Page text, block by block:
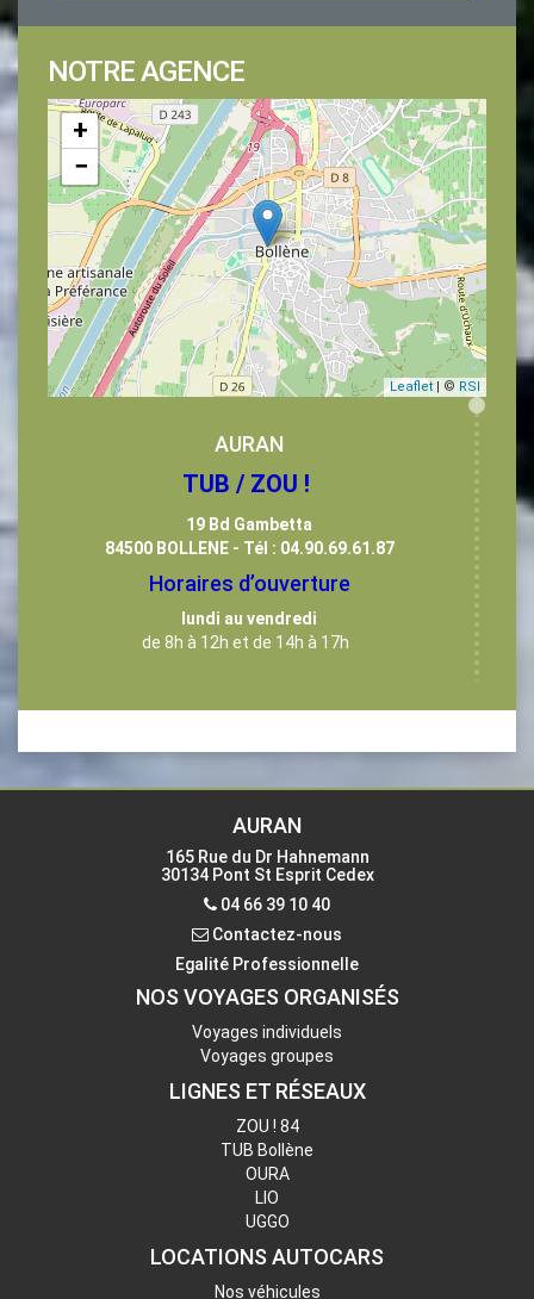
NOTRE AGENCE
+
−
Leaflet | © RSI
AURAN
TUB / ZOU !
19 Bd Gambetta
84500 BOLLENE - Tél : 04.90.69.61.87
Horaires d’ouverture
lundi au vendredi
de 8h à 12h et de 14h à 17h
04 66 39 10 40 -Fax
Contactez-nous
AURAN
165 Rue du Dr Hahnemann
30134 Pont St Esprit Cedex
04 66 39 10 40
Contactez-nous
Egalité Professionnelle
NOS VOYAGES ORGANISÉS
Voyages individuels
Voyages groupes
LIGNES ET RÉSEAUX
ZOU ! 84
TUB Bollène
OURA
LIO
UGGO
LOCATIONS AUTOCARS
Nos véhicules